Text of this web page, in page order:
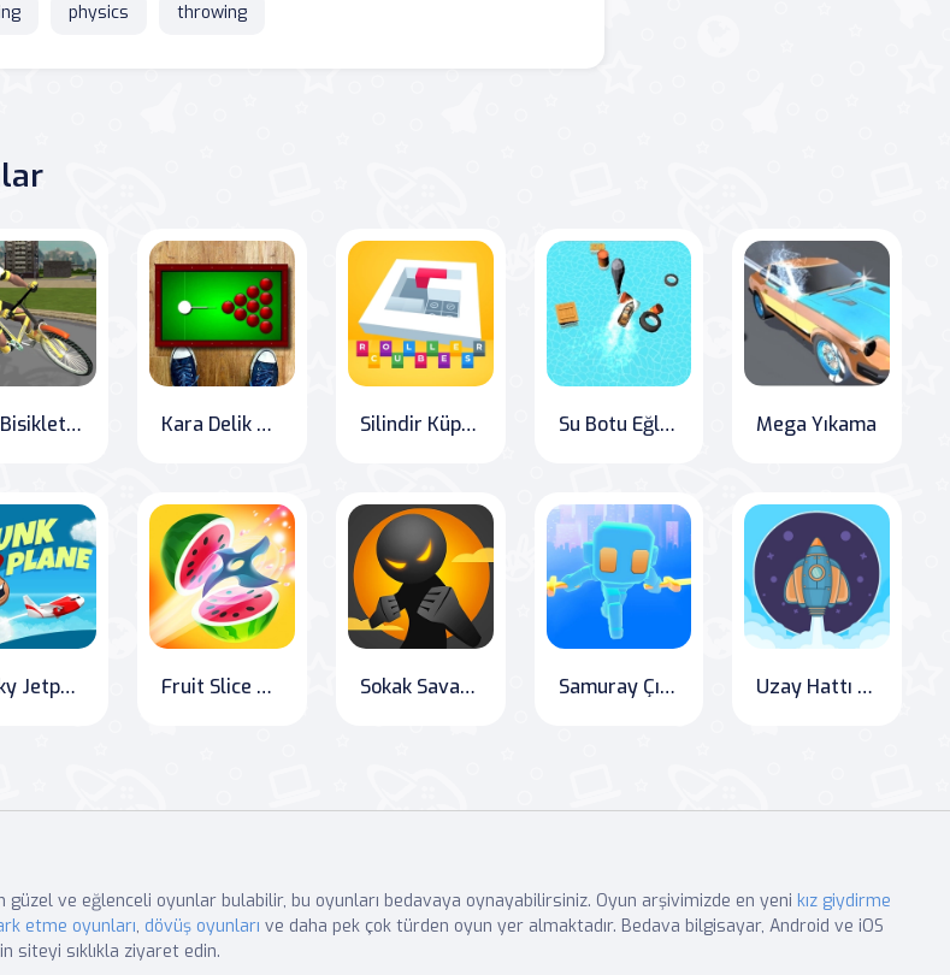
physics throwing
Pro Bisiklet 3D Simülatörü Kara Delik Bilardo Silindir Küpler Su Botu Eğlencesi Yarışı Mega Yıkama
Funky Jetpack Jive: A Sky High Adventure Fruit Slice Frenzy: Spin to Win Sokak Savaşçıları: Cyber Şehri Samuray Çılgınlığı: Parkur Savaşı Uzay Hattı Pilotu
güzel ve eğlenceli oyunlar bulabilir, bu oyunları bedavaya oynayabilirsiniz. Oyun arşivimizde en yeni kız giydirme
etme oyunları, dövüş oyunları ve daha pek çok türden oyun yer almaktadır. Bedava bilgisayar, Android ve iOS
siteyi sıklıkla ziyaret edin.